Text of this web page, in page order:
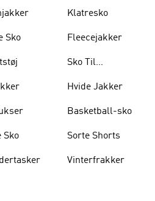
Sko
Sko
Klatresko
Fleecejakker
Sko Til
Hvide Jakker
Basketball-sko
Sorte Shorts
Vinterfrakker